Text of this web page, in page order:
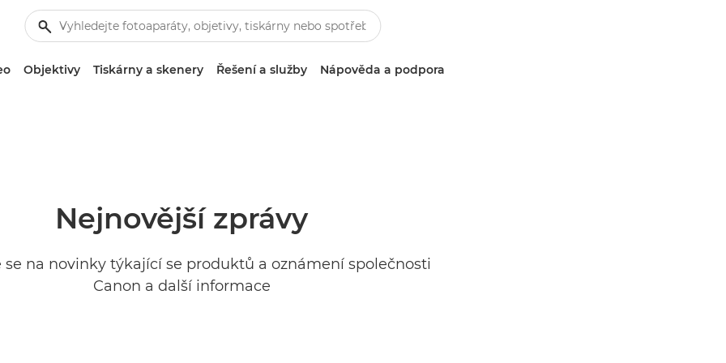
Objektivy Tiskárny a skenery Řešení a služby Nápověda a podpora
Nejnovější zprávy
se na novinky týkající se produktů a oznámení společnosti
Canon a další informace